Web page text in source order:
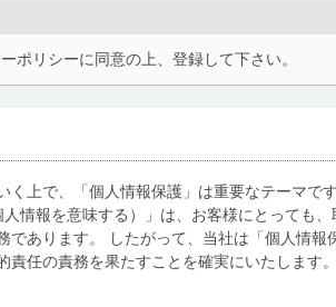
ポリシーに同意の上、登録して下さい。
上で、「個人情報保護」は重要なテーマで
情報を意味する）」は、お客様にとっても
あります。 したがって、当社は「個人情報
任の責務を果たすことを確実にいたします。